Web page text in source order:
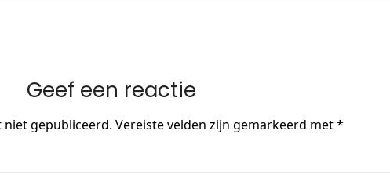
Geef een reactie
niet gepubliceerd. Vereiste velden zijn gemarkeerd met*